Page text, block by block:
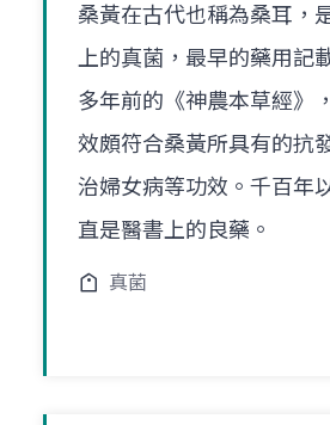
桑黃在古代也稱為桑耳，
上的真菌，最早的藥用記
多年前的《神農本草經》
效頗符合桑黃所具有的抗
治婦女病等功效。千百年
直是醫書上的良藥。
真菌